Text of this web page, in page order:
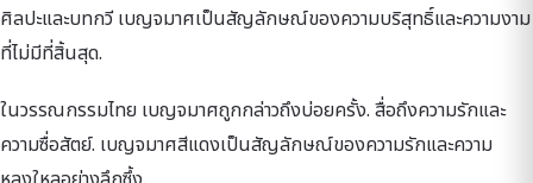
ศิลปะและบทกวี เบญจมาศเป็นสัญลักษณ์ของความบริสุทธิ์และความงาม
ที่ไม่มีที่สิ้นสุด.
ในวรรณกรรมไทย เบญจมาศถูกกล่าวถึงบ่อยครั้ง. สื่อถึงความรักและ
ความซื่อสัตย์. เบญจมาศสีแดงเป็นสัญลักษณ์ของความรักและความ